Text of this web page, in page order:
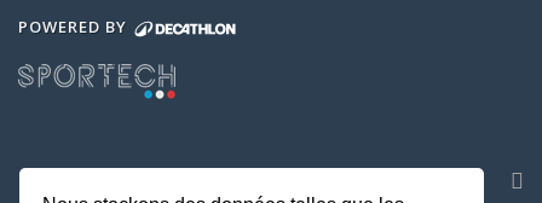
POWERED BY